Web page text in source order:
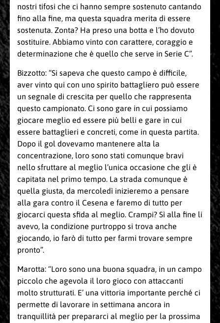
nostri tifosi che ci hanno sempre sostenuto cantando
fino alla fine, ma questa squadra merita di essere
sostenuta. Zonta? Ha preso una botta e l’ho dovuto
sostituire. Abbiamo vinto con carattere, coraggio e
determinazione che è quello che serve in Serie C”.
Bizzotto: “Si sapeva che questo campo è difficile,
aver vinto qui con uno spirito battagliero può essere
un segnale di crescita per quello che rappresenta
questo campionato. Ci sono gare in cui possiamo
giocare meglio ed essere più belli e gare in cui
essere battaglieri e concreti, come in questa partita.
Dopo il gol dovevamo mantenere alta la
concentrazione, loro sono stati comunque bravi
nello sfruttare al meglio l’unica occasione che gli è
capitata nel primo tempo. La strada comunque è
quella giusta, da mercoledì inizieremo a pensare
alla gara contro il Cesena e faremo di tutto per
giocarci questa sfida al meglio. Crampi? Sì alla fine li
avevo, la condizione purtroppo si trova anche
giocando, io farò di tutto per farmi trovare sempre
pronto”.
Marotta: “Loro sono una buona squadra, in un campo
piccolo che agevola il loro gioco con attaccanti
molto strutturati. E’ una vittoria importante perché ci
permette di lavorare in settimana ancora in
tranquillità per prepararci al meglio per la prossima